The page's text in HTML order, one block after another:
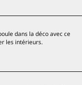
dans la déco avec ce
les intérieurs.